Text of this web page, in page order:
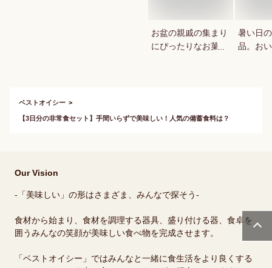
お盆の親戚の集まり
にぴったりなお菓
暑い日
品。お
ベストオイシー
【3日分の非常食セット】手間いらずで美味しい！人気の備蓄食料は？
Our Vision
-「美味しい」の形はさまざま、みんなで探そう-
食材から始まり、食材を調理する器具、盛り付ける器、食卓を
囲うみんなの笑顔が美味しい食べ物を完成させます。
「ベストオイシー」ではみんなと一緒に食生活をより良くする